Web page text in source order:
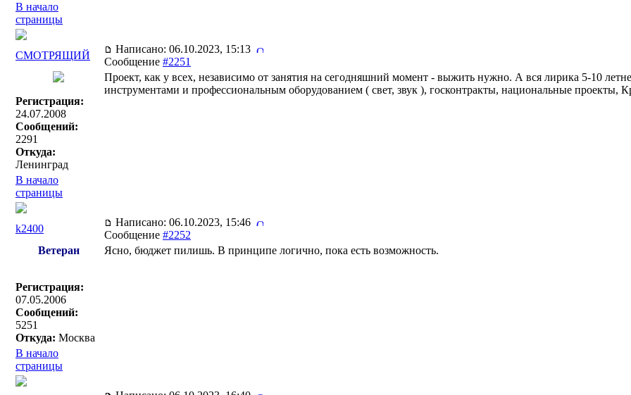
В начало
страницы
СМОТРЯЩИЙ
Написано: 06.10.2023, 15:13
Сообщение #2251
Регистрация:
24.07.2008
Сообщений:
2291
Откуда:
Ленинград
Проект, как у всех, независимо от занятия на сегодняшний момент - выжить нужно. А вся лирика 5-10
инструментами и профессиональным оборудованием ( свет, звук ), госконтракты, национальные проекты,
В начало
страницы
k2400
Написано: 06.10.2023, 15:46
Сообщение #2252
Ветеран
Регистрация:
07.05.2006
Сообщений:
5251
Откуда: Москва
Ясно, бюджет пилишь. В принципе логично, пока есть возможность.
В начало
страницы